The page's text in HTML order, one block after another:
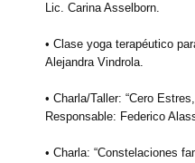
Lic. Carina Asselborn.
• Clase yoga terapéutico
Alejandra Vindrola.
• Charla/Taller: “Cero
Responsable: Federico
• Charla: “Constelaciones